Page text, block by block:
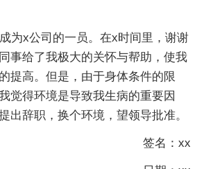
为x公司的一员。在x时间里，谢谢
事给了我极大的关怀与帮助，使我
提高。但是，由于身体条件的限
觉得环境是导致我生病的重要因
出辞职，换个环境，望领导批准。
签名：xx